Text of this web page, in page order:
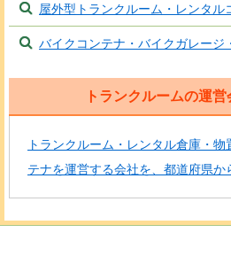
屋外型トランクルーム・レンタル
バイクコンテナ・バイクガレージ
トランクルームの運
トランクルーム・レンタル倉庫・物
テナを運営する会社を、都道府県か